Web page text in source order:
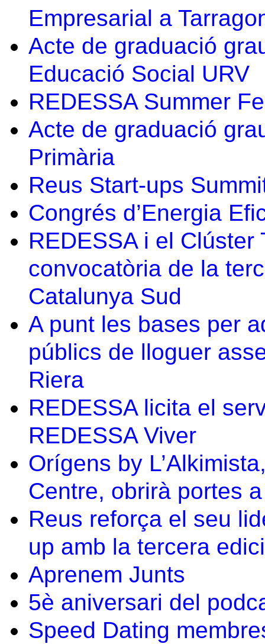
Empresarial a
Acte de graduació
Educació Social URV
REDESSA Summer
Acte de graduació
Primària
Reus Start-ups
Congrés d’Energia
REDESSA i el
convocatòria de la
Catalunya Sud
A punt les bases per
públics de lloguer
Riera
REDESSA licita el
REDESSA Viver
Orígens by
Centre, obrirà portes
Reus reforça el seu
up amb la tercera
Aprenem Junts
5è aniversari del
Speed Dating